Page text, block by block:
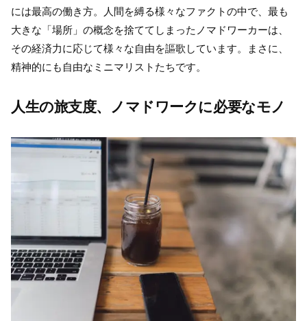
には最高の働き方。人間を縛る様々なファクトの中で、最も
大きな「場所」の概念を捨ててしまったノマドワーカーは、
その経済力に応じて様々な自由を謳歌しています。まさに、
精神的にも自由なミニマリストたちです。
人生の旅支度、ノマドワークに必要なモノ